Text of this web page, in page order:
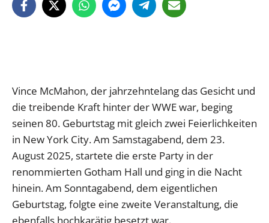
Vince McMahon, der jahrzehntelang das Gesicht und
die treibende Kraft hinter der WWE war, beging
seinen 80. Geburtstag mit gleich zwei Feierlichkeiten
in New York City. Am Samstagabend, dem 23.
August 2025, startete die erste Party in der
renommierten Gotham Hall und ging in die Nacht
hinein. Am Sonntagabend, dem eigentlichen
Geburtstag, folgte eine zweite Veranstaltung, die
ebenfalls hochkarätig besetzt war.